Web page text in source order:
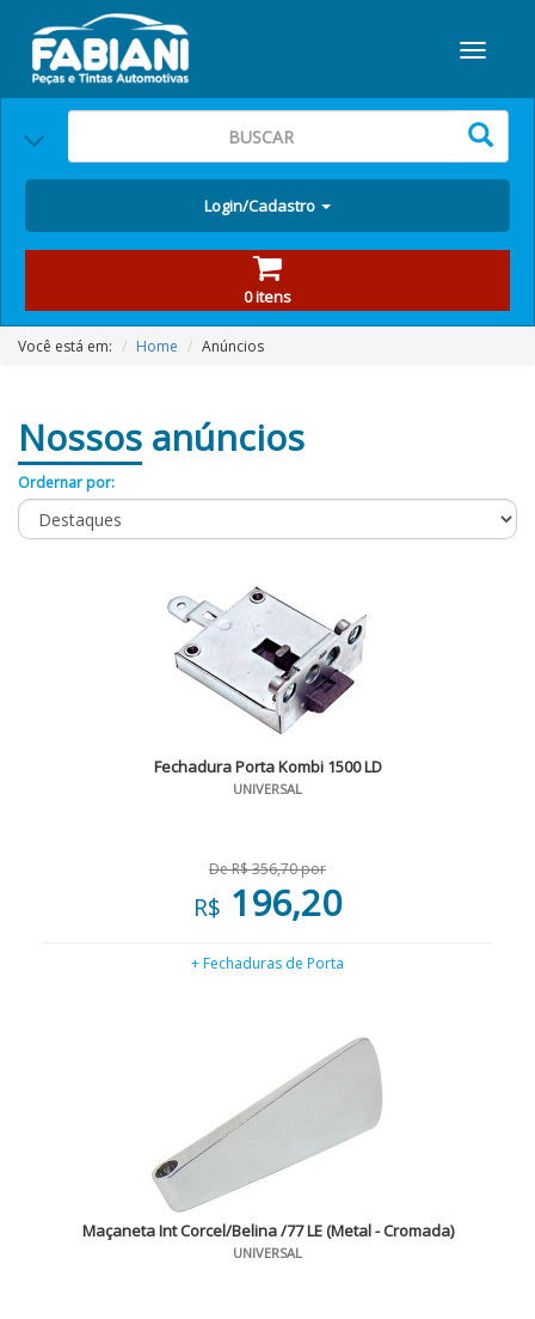
Login/Cadastro
0 itens
Você está em: Home Anúncios
Nossos anúncios
Ordernar por:
Fechadura Porta Kombi 1500 LD
UNIVERSAL
De R$ 356,70 por
R$ 196,20
+ Fechaduras de Porta
Maçaneta Int Corcel/Belina /77 LE (Metal - Cromada)
UNIVERSAL